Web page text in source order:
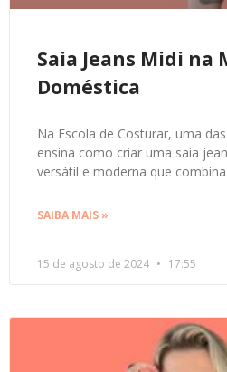
Saia Jeans Midi na
Doméstica
Na Escola de Costurar, uma
ensina como criar uma saia
versátil e moderna que
SAIBA MAIS »
15 de agosto de 2024 17:55